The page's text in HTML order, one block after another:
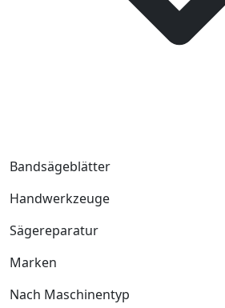
Bandsägeblätter
Handwerkzeuge
Sägereparatur
Marken
Nach Maschinentyp